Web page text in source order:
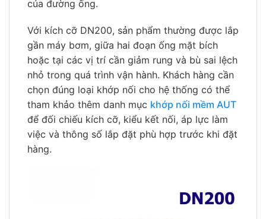
của đường ống.
Với kích cỡ DN200, sản phẩm thường được lắp
gần máy bơm, giữa hai đoạn ống mặt bích
hoặc tại các vị trí cần giảm rung và bù sai lệch
nhỏ trong quá trình vận hành. Khách hàng cần
chọn đúng loại khớp nối cho hệ thống có thể
tham khảo thêm danh mục khớp nối mềm AUT
để đối chiếu kích cỡ, kiểu kết nối, áp lực làm
việc và thông số lắp đặt phù hợp trước khi đặt
hàng.